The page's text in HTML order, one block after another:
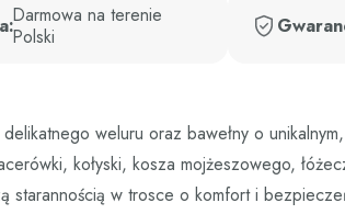
Darmowa na terenie
Polski
weluru oraz bawełny o
kołyski, kosza mojżeszowego,
starannością w trosce o komfort i